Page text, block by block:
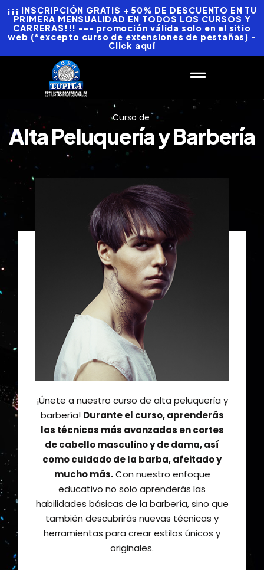
¡¡¡ INSCRIPCIÓN GRATIS + 50% DE DESCUENTO EN TU
PRIMERA MENSUALIDAD EN TODOS LOS CURSOS Y
CARRERAS!!! --- promoción válida solo en el sitio
web (*excepto curso de extensiones de pestañas) -
Click aquí
Curso de
Alta Peluquería y Barbería
¡Únete a nuestro curso de alta peluquería y
barbería! Durante el curso, aprenderás
las técnicas más avanzadas en cortes
de cabello masculino y de dama, así
como cuidado de la barba, afeitado y
mucho más.Con nuestro enfoque
educativo no solo aprenderás las
habilidades básicas de la barbería, sino que
también descubrirás nuevas técnicas y
herramientas para crear estilos únicos y
originales.